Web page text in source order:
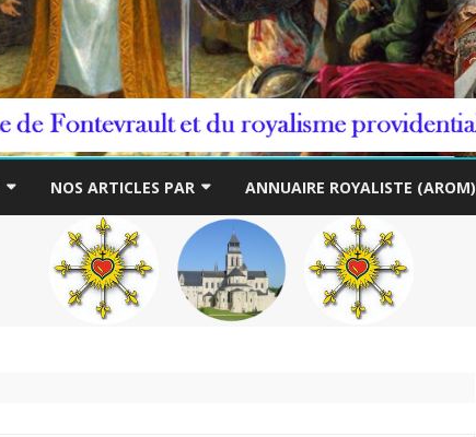
to
NOS ARTICLES PAR
THÉME
AUTEUR
ANNUAIRE ROYALISTE (AROM)